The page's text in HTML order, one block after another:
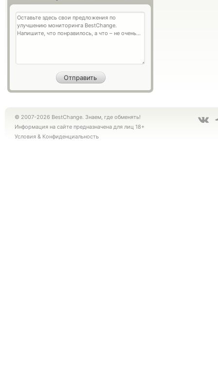
© 2007-2026 BestChange. Знаем, где обменять!
Информация на сайте предназначена для лиц 18+
Условия & Конфиденциальность